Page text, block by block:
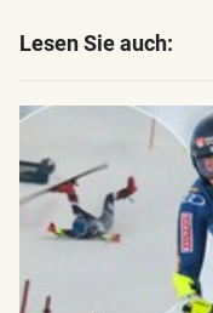
Lesen Sie auch: